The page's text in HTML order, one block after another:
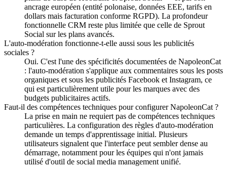
ancrage européen (entité polonaise, données EEE, tarifs en
dollars mais facturation conforme RGPD). La profondeur
fonctionnelle CRM reste plus limitée que celle de Sprout
Social sur les plans avancés.
L'auto-modération fonctionne-t-elle aussi sous les publicités
sociales ?
Oui. C'est l'une des spécificités documentées de NapoleonCat
: l'auto-modération s'applique aux commentaires sous les posts
organiques et sous les publicités Facebook et Instagram, ce
qui est particulièrement utile pour les marques avec des
budgets publicitaires actifs.
Faut-il des compétences techniques pour configurer NapoleonCat ?
La prise en main ne requiert pas de compétences techniques
particulières. La configuration des règles d'auto-modération
demande un temps d'apprentissage initial. Plusieurs
utilisateurs signalent que l'interface peut sembler dense au
démarrage, notamment pour les équipes qui n'ont jamais
utilisé d'outil de social media management unifié.